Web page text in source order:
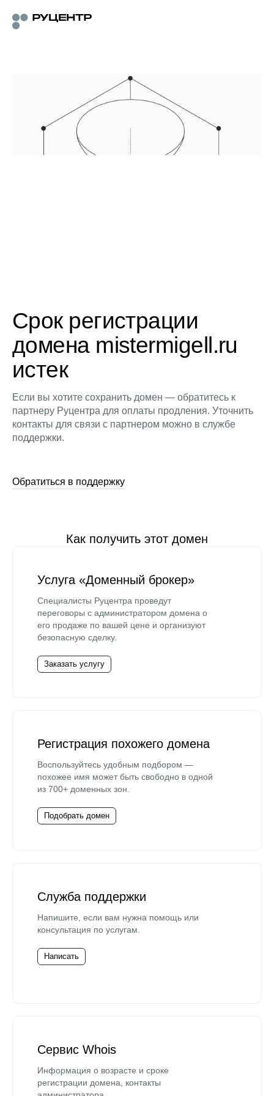
Срок регистрации
домена mistermigell.ru
истек
Если вы хотите сохранить домен — обратитесь к
партнеру Руцентра для оплаты продления. Уточнить
контакты для связи с партнером можно в службе
поддержки.
Обратиться в поддержку
Как получить этот домен
Услуга «Доменный брокер»
Специалисты Руцентра проведут
переговоры с администратором домена о
его продаже по вашей цене и организуют
безопасную сделку.
Заказать услугу
Регистрация похожего домена
Воспользуйтесь удобным подбором —
похожее имя может быть свободно в одной
из 700+ доменных зон.
Подобрать домен
Служба поддержки
Напишите, если вам нужна помощь или
консультация по услугам.
Написать
Сервис Whois
Информация о возрасте и сроке
регистрации домена, контакты